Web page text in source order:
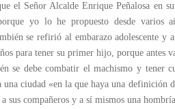
el Señor Alcalde Enrique Peñalosa en
yo lo he propuesto desde varios
se refirió al embarazo adolescente y
para tener su primer hijo, porque antes
se debe combatir el machismo y tener
una ciudad «en la que haya una
sus compañeros y a sí mismos una